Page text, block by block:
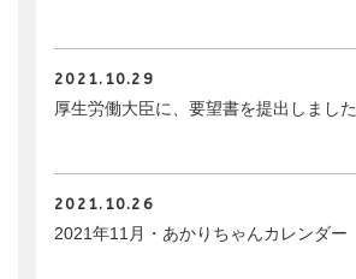
2021.10.29
厚生労働大臣に、要望書を提出しました
2021.10.26
2021年11月・あかりちゃんカレンダー